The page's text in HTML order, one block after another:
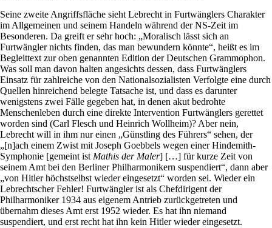
Seine zweite Angriffsfläche sieht Lebrecht in Furtwänglers Charakter
im Allgemeinen und seinem Handeln während der NS-Zeit im
Besonderen. Da greift er sehr hoch: „Moralisch lässt sich an
Furtwängler nichts finden, das man bewundern könnte“, heißt es im
Begleittext zur oben genannten Edition der Deutschen Grammophon.
Was soll man davon halten angesichts dessen, dass Furtwänglers
Einsatz für zahlreiche von den Nationalsozialisten Verfolgte eine durch
Quellen hinreichend belegte Tatsache ist, und dass es darunter
wenigstens zwei Fälle gegeben hat, in denen akut bedrohte
Menschenleben durch eine direkte Intervention Furtwänglers gerettet
worden sind (Carl Flesch und Heinrich Wollheim)? Aber nein,
Lebrecht will in ihm nur einen „Günstling des Führers“ sehen, der
„[n]ach einem Zwist mit Joseph Goebbels wegen einer Hindemith-
Symphonie [gemeint ist Mathis der Maler] […] für kurze Zeit von
seinem Amt bei den Berliner Philharmonikern suspendiert“, dann aber
„von Hitler höchstselbst wieder eingesetzt“ worden sei. Wieder ein
Lebrechtscher Fehler! Furtwängler ist als Chefdirigent der
Philharmoniker 1934 aus eigenem Antrieb zurückgetreten und
übernahm dieses Amt erst 1952 wieder. Es hat ihn niemand
suspendiert, und erst recht hat ihn kein Hitler wieder eingesetzt.